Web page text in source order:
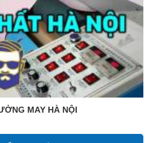
MAY HÀ NỘI